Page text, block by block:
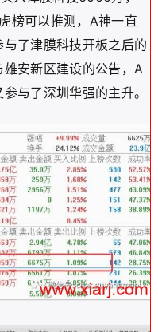
榜可以推测，A神一直
了津膜科技开板之后的
安新区建设的公告，A
与了深圳华强的主升。